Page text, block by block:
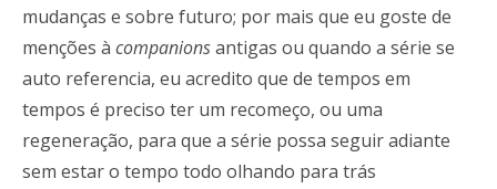
mudanças e sobre futuro; por mais que eu goste de
menções à companionsantigas ou quando a série se
auto referencia, eu acredito que de tempos em
tempos é preciso ter um recomeço, ou uma
regeneração, para que a série possa seguir adiante
sem estar o tempo todo olhando para trás